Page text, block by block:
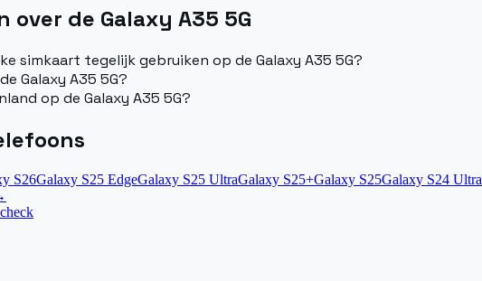
de Galaxy A35 5G
simkaart tegelijk gebruiken op de Galaxy A35 5G?
Galaxy A35 5G?
op de Galaxy A35 5G?
S26Galaxy S25 EdgeGalaxy S25 UltraGalaxy S25+Galaxy S25Galaxy S24 Ultra